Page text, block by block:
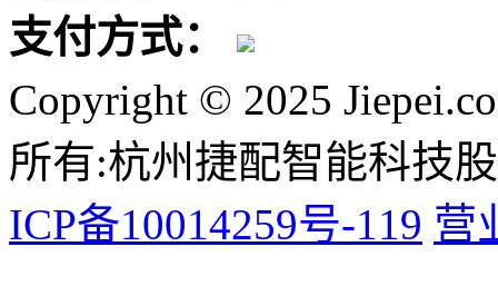
支付方式：
Copyright © 2025
所有:杭州捷配智能科技
ICP备10014259号-119 营